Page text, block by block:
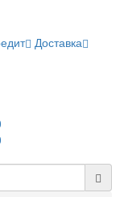
Доставка